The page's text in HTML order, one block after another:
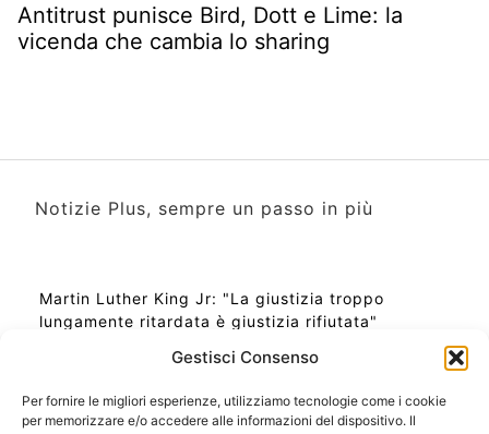
Gestisci Consenso
Per fornire le migliori esperienze, utilizziamo tecnologie come i cookie
per memorizzare e/o accedere alle informazioni del dispositivo. Il
Antitrust punisce Bird, Dott e Lime: la
vicenda che cambia lo sharing
Notizie Plus, sempre un passo in più
Martin Luther King Jr: "La giustizia troppo
lungamente ritardata è giustizia rifiutata"
Ora Esatta in Italia in questo momento